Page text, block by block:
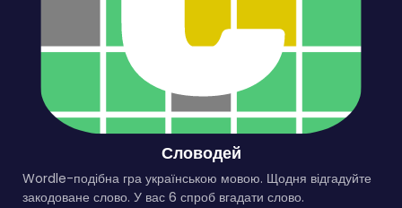
Словодей
Wordle-подібна гра українською мовою. Щодня відгадуйте
закодоване слово. У вас 6 спроб вгадати слово.